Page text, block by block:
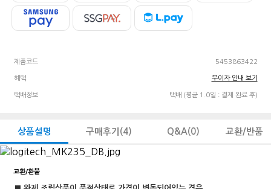
제품코드 5453863422
혜택 무이자 안내 보기
택배정보 택배 (평균 1.0일 : 결제 완료 후)
상품설명 구매후기 (4) Q&A(0) 교환/반품
교환/환불